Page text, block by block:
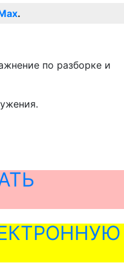
.
по разборке и